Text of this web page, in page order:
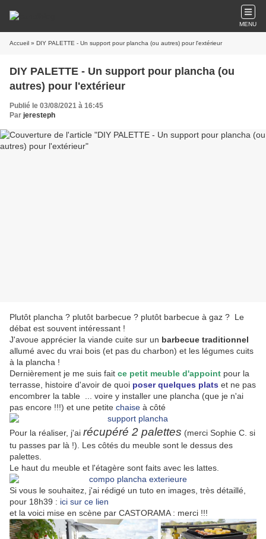
MENU
Accueil » DIY PALETTE - Un support pour plancha (ou autres) pour l'extérieur
DIY PALETTE - Un support pour plancha (ou
autres) pour l'extérieur
Publié le 03/08/2021 à 16:45
Par jeresteph
Plutôt plancha ? plutôt barbecue ? plutôt barbecue à gaz ? Le
débat est souvent intéressant !
J'avoue apprécier la viande cuite sur un barbecue traditionnel
allumé avec du vrai bois (et pas du charbon) et les légumes cuits
à la plancha !
Dernièrement je me suis fait ce petit meuble d'appoint pour la
terrasse, histoire d'avoir de quoi poser quelques plats et ne pas
encombrer la table ... voire y installer une plancha (que je n'ai
pas encore !!!) et une petite chaise à côté
Pour la réaliser, j'ai récupéré 2 palettes (merci Sophie C. si
tu passes par là !). Les côtés du meuble sont le dessus des
palettes.
Le haut du meuble et l'étagère sont faits avec les lattes.
Si vous le souhaitez, j'ai rédigé un tuto en images, très détaillé,
pour 18h39 : ici sur ce lien
et la voici mise en scène par CASTORAMA : merci !!!